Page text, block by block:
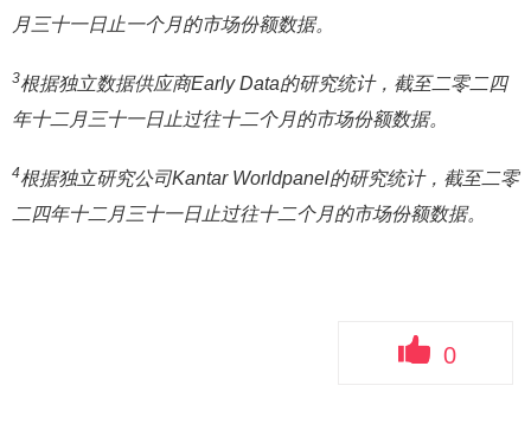
月三十一日止一个月的市场份额数据。
3根据独立数据供应商Early Data的研究统计，截至二零二四
年十二月三十一日止过往十二个月的市场份额数据。
4根据独立研究公司Kantar Worldpanel的研究统计，截至二零
二四年十二月三十一日止过往十二个月的市场份额数据。
0